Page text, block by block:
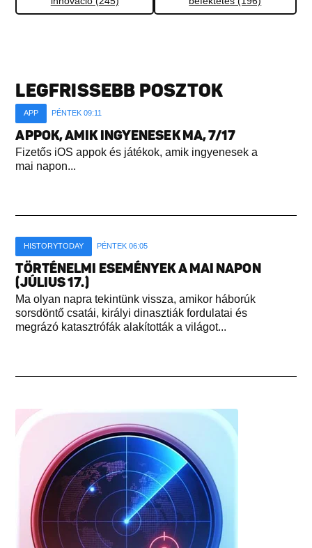
LEGFRISSEBB POSZTOK
APP PÉNTEK 09:11
APPOK, AMIK INGYENESEK MA, 7/17
Fizetős iOS appok és játékok, amik ingyenesek a
mai napon...
HISTORYTODAY PÉNTEK 06:05
TÖRTÉNELMI ESEMÉNYEK A MAI NAPON
(JÚLIUS 17.)
Ma olyan napra tekintünk vissza, amikor háborúk
sorsdöntő csatái, királyi dinasztiák fordulatai és
megrázó katasztrófák alakították a világot...